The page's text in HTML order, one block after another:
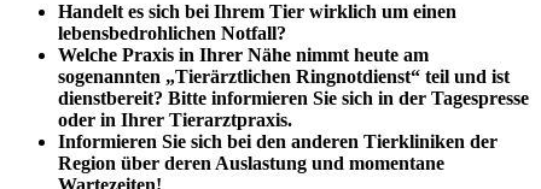
Handelt es sich bei Ihrem Tier wirklich um einen
lebensbedrohlichen Notfall?
Welche Praxis in Ihrer Nähe nimmt heute am
sogenannten „Tierärztlichen Ringnotdienst“ teil und ist
dienstbereit? Bitte informieren Sie sich in der Tagespresse
oder in Ihrer Tierarztpraxis.
Informieren Sie sich bei den anderen Tierkliniken der
Region über deren Auslastung und momentane